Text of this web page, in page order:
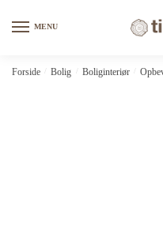
MENU
Forside Bolig Boliginteriør